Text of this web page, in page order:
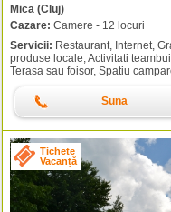
Mica (Cluj)
Cazare: Camere - 12 locuri
Servicii: Restaurant, Internet,
produse locale, Activitati
Terasa sau foisor, Spatiu
Suna
Tichete
Vacanță